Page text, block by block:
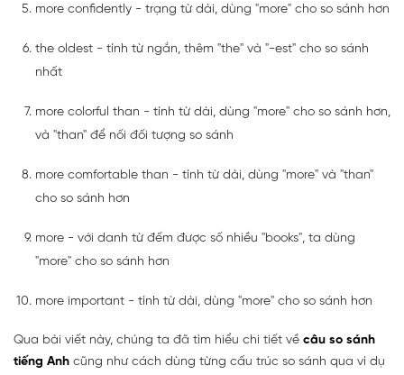
more confidently - trạng từ dài, dùng "more" cho so sánh hơn
the oldest - tính từ ngắn, thêm "the" và "-est" cho so sánh
nhất
more colorful than - tính từ dài, dùng "more" cho so sánh hơn,
và "than" để nối đối tượng so sánh
more comfortable than - tính từ dài, dùng "more" và "than"
cho so sánh hơn
more - với danh từ đếm được số nhiều "books", ta dùng
"more" cho so sánh hơn
more important - tính từ dài, dùng "more" cho so sánh hơn
Qua bài viết này, chúng ta đã tìm hiểu chi tiết về câu so sánh
tiếng Anh cũng như cách dùng từng cấu trúc so sánh qua ví dụ